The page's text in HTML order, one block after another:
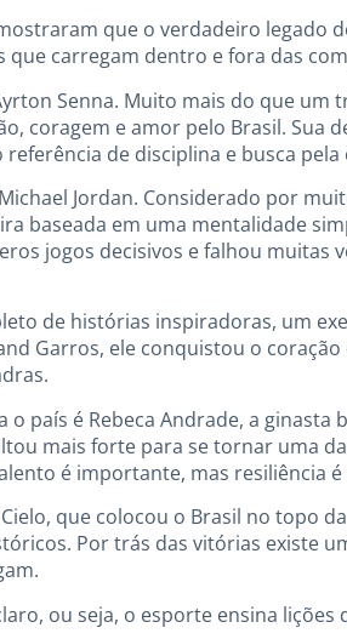
que o verdadeiro legado
carregam dentro e fora das
Senna. Muito mais do que um
coragem e amor pelo Brasil. Sua
de disciplina e busca pela
Jordan. Considerado por
baseada em uma mentalidade
jogos decisivos e falhou muitas
de histórias inspiradoras, um
Garros, ele conquistou o
país é Rebeca Andrade, a ginasta
mais forte para se tornar uma
é importante, mas resiliência é
que colocou o Brasil no topo
Por trás das vitórias existe
ou seja, o esporte ensina